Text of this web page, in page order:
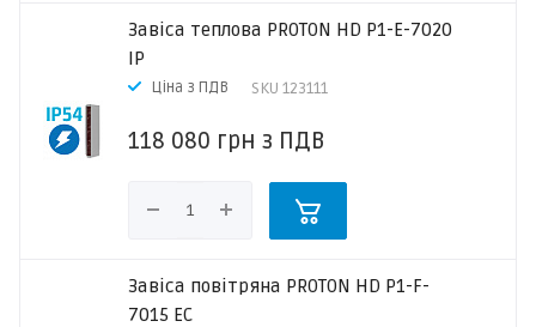
Завіса теплова PROTON HD P1-E-7020
IP
Ціна з ПДВ SKU 123111
118 080 грн з ПДВ
Завіса повітряна PROTON HD P1-F-
7015 EC